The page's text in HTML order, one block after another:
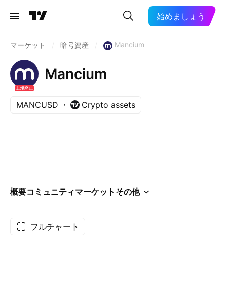
始めましょう
マーケット 暗号資産 Mancium
上場廃止
Mancium
MANCUSD Crypto assets
概要コミュニティマーケット その他
フルチャート